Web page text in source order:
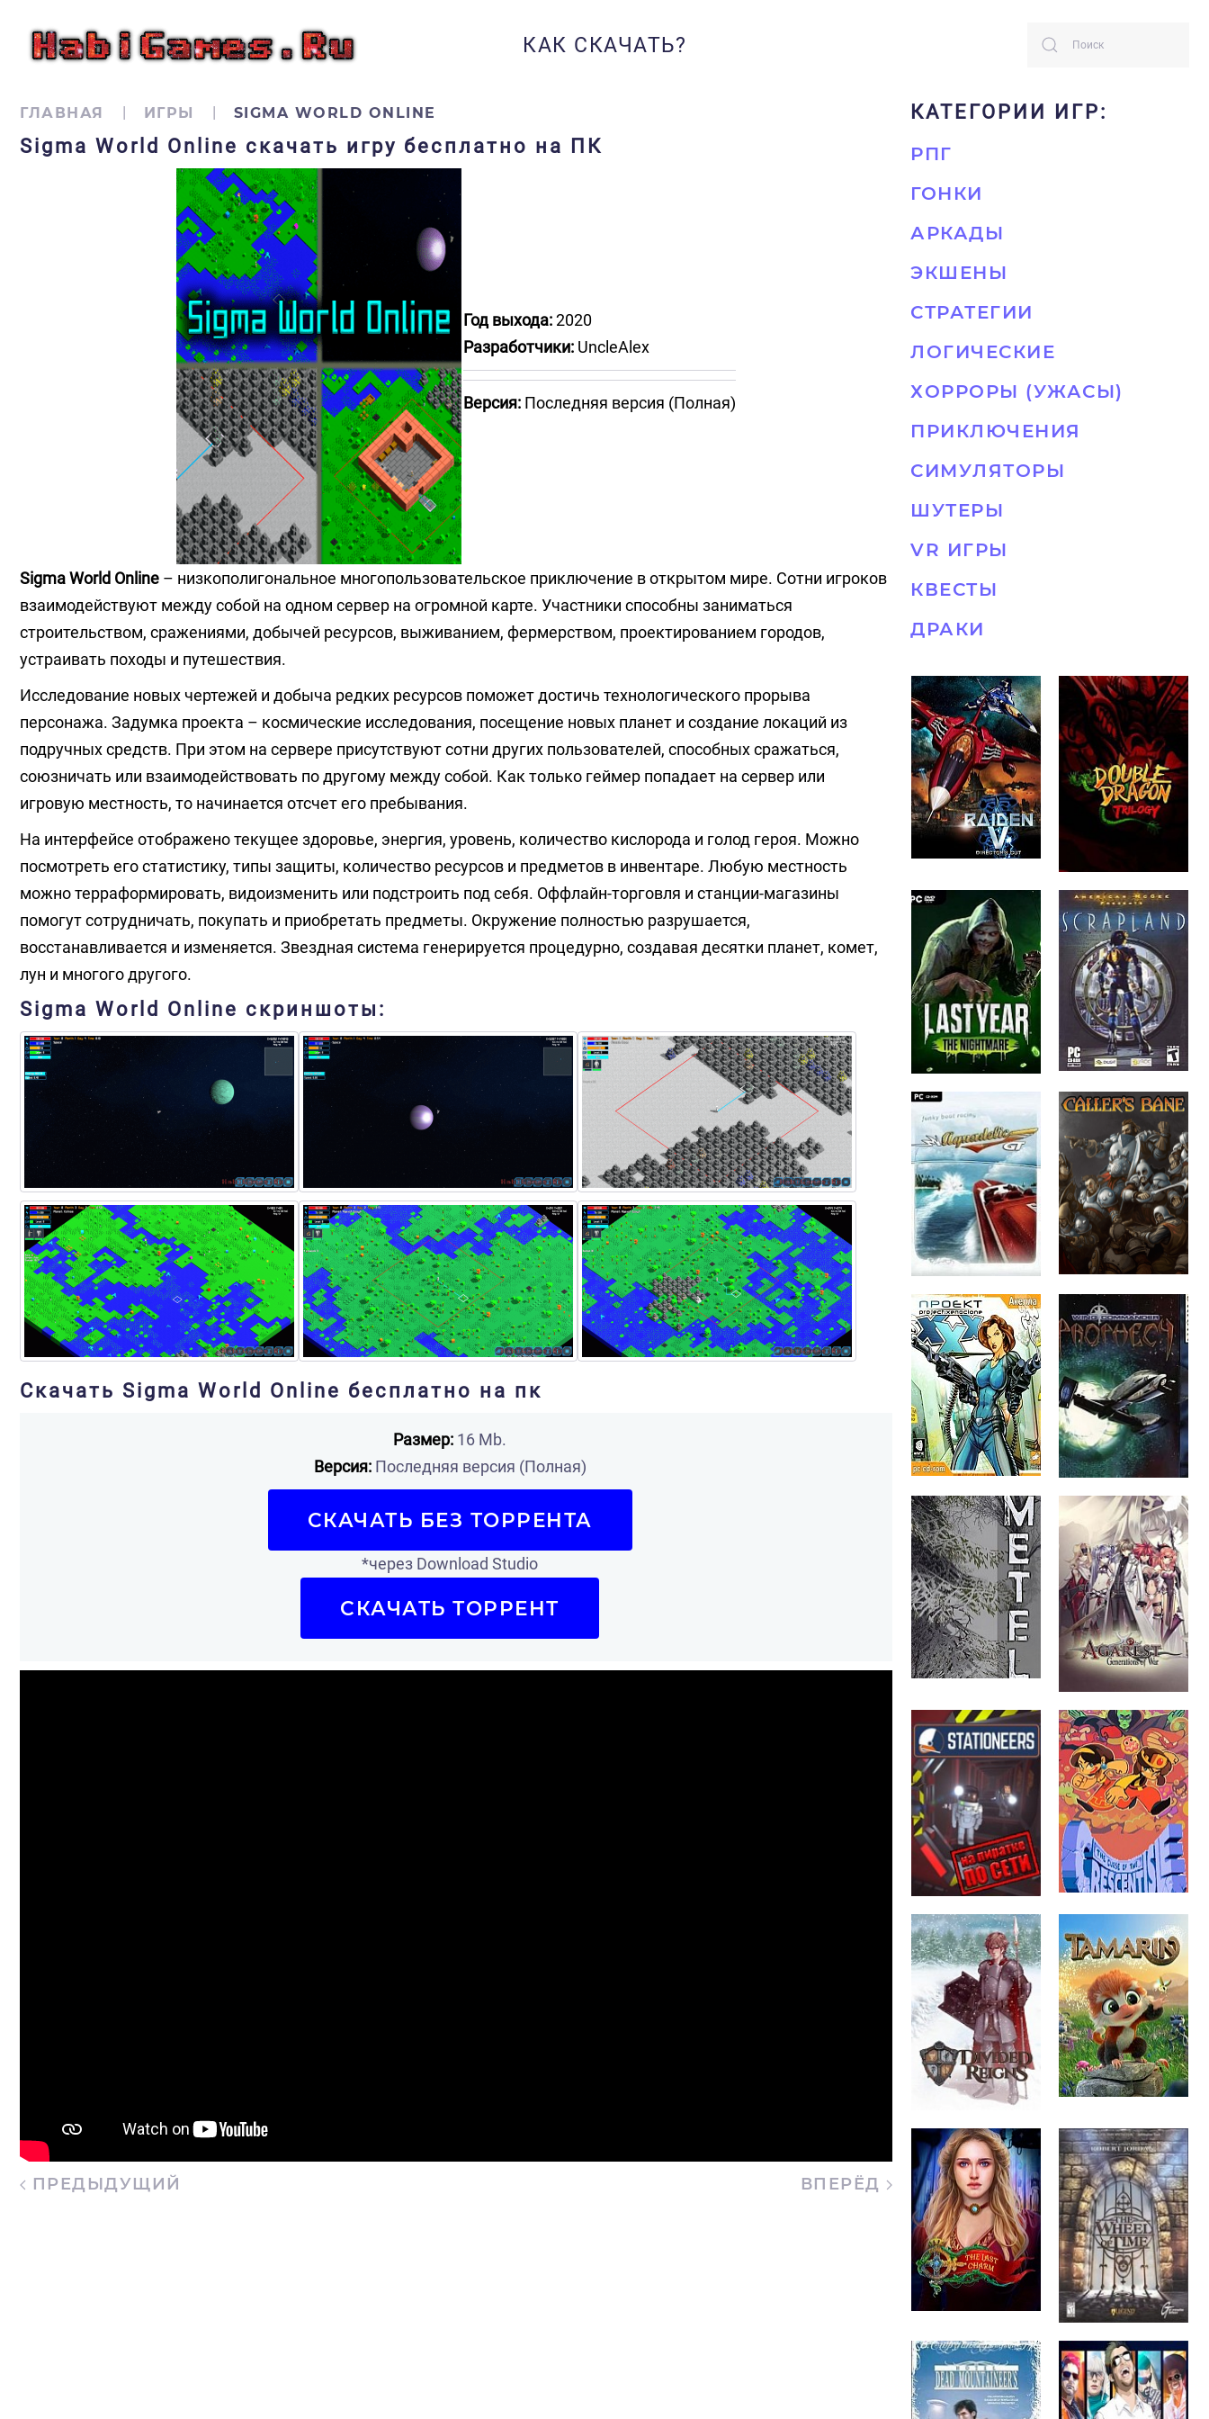
КАК СКАЧАТЬ?
ГЛАВНАЯ ИГРЫ SIGMA WORLD ONLINE
Sigma World Online скачать игру бесплатно на ПК
Год выхода:2020
Разработчики: UncleAlex
Версия: Последняя версия (Полная)
Sigma World Online – низкополигональное многопользовательское приключение в открытом мире. Сотни игроков
взаимодействуют между собой на одном сервер на огромной карте. Участники способны заниматься
строительством, сражениями, добычей ресурсов, выживанием, фермерством, проектированием городов,
устраивать походы и путешествия.
Исследование новых чертежей и добыча редких ресурсов поможет достичь технологического прорыва
персонажа. Задумка проекта – космические исследования, посещение новых планет и создание локаций из
подручных средств. При этом на сервере присутствуют сотни других пользователей, способных сражаться,
союзничать или взаимодействовать по другому между собой. Как только геймер попадает на сервер или
игровую местность, то начинается отсчет его пребывания.
На интерфейсе отображено текущее здоровье, энергия, уровень, количество кислорода и голод героя. Можно
посмотреть его статистику, типы защиты, количество ресурсов и предметов в инвентаре. Любую местность
можно терраформировать, видоизменить или подстроить под себя. Оффлайн-торговля и станции-магазины
помогут сотрудничать, покупать и приобретать предметы. Окружение полностью разрушается,
восстанавливается и изменяется. Звездная система генерируется процедурно, создавая десятки планет, комет,
лун и многого другого.
Sigma World Online скриншоты:
Скачать Sigma World Online бесплатно на пк
Размер: 16 Mb.
Версия:Последняя версия (Полная)
СКАЧАТЬ БЕЗ ТОРРЕНТА
*через Download Studio
СКАЧАТЬ ТОРРЕНТ
ПРЕДЫДУЩИЙ ВПЕРЁД
КАТЕГОРИИ ИГР:
РПГ
ГОНКИ
АРКАДЫ
ЭКШЕНЫ
СТРАТЕГИИ
ЛОГИЧЕСКИЕ
ХОРРОРЫ (УЖАСЫ)
ПРИКЛЮЧЕНИЯ
СИМУЛЯТОРЫ
ШУТЕРЫ
VR ИГРЫ
КВЕСТЫ
ДРАКИ